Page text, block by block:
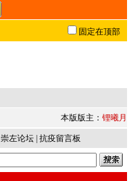
固定在顶部
本版版主： 锂曦月
崇左论坛 抗疫留言板